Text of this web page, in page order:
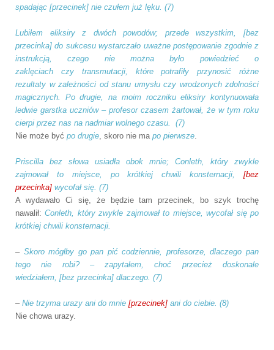
spadając [przecinek] nie czułem już lęku. (7)
Lubiłem eliksiry z dwóch powodów; przede wszystkim,
[bez
przecinka] do sukcesu wystarczało uważne postępowanie zgodnie z
instrukcją, czego nie można było powiedzieć o
zaklęciach
czy
transmutacji, które potrafiły przynosić różne
rezultaty w zależności od stanu umysłu czy wrodzonych zdolności
magicznych.
Po drugie, na moim roczniku eliksiry kontynuowała
ledwie garstka uczniów – profesor czasem żartował, że w tym roku
cierpi przez nas na nadmiar wolnego czasu. (7)
Nie może być po drugie, skoro nie ma po pierwsze.
Priscilla bez słowa usiadła obok mnie; Conleth, który zwykle
zajmował to miejsce, po krótkiej chwili konsternacji,
[bez
przecinka] wycofał się. (7)
A wydawało Ci się, że będzie tam przecinek, bo szyk trochę
nawalił: Conleth, który zwykle zajmował to miejsce, wycofał się po
krótkiej chwili konsternacji.
– Skoro mógłby go pan pić codziennie, profesorze, dlaczego pan
tego nie robi? – zapytałem, choć przecież doskonale
wiedziałem, [bez przecinka] dlaczego. (7)
– Nie trzyma urazy ani do mnie [przecinek] ani do ciebie. (8)
Nie chowa urazy.